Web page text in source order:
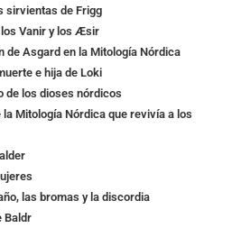
sirvientas de Frigg
Vanir y los Æsir
de Asgard en la Mitología Nórdica
e hija de Loki
de los dioses nórdicos
la Mitología Nórdica que revivía a los
las bromas y la discordia
Baldr